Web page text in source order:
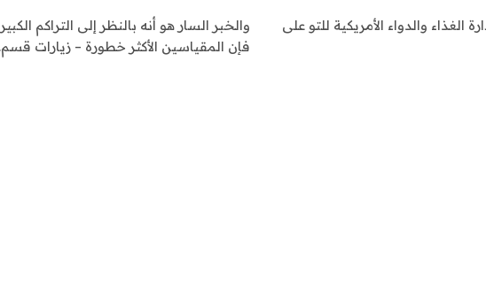
عدوى كوفيد-19، وافقت إدارة الغذاء والدواء الأمريكية للتو على
والخبر السار هو أنه بالنظر إلى التراكم
فإن المقياسين الأكثر خطورة – زيارات